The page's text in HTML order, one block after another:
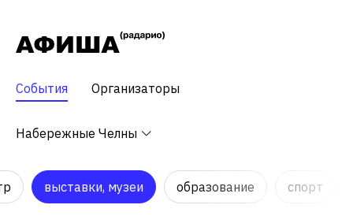
События Организаторы
Набережные Челны
выставки, музеи образование спорт